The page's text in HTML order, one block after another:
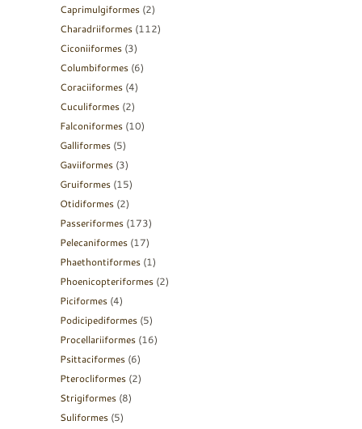
Caprimulgiformes (2)
Charadriiformes (112)
Ciconiiformes (3)
Columbiformes (6)
Coraciiformes (4)
Cuculiformes (2)
Falconiformes (10)
Galliformes (5)
Gaviiformes (3)
Gruiformes (15)
Otidiformes (2)
Passeriformes (173)
Pelecaniformes (17)
Phaethontiformes (1)
Phoenicopteriformes (2)
Piciformes (4)
Podicipediformes (5)
Procellariiformes (16)
Psittaciformes (6)
Pterocliformes (2)
Strigiformes (8)
Suliformes (5)